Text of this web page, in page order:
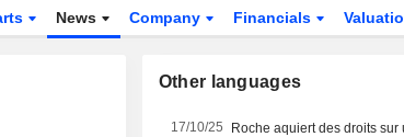
News Company Financials
Other languages
17/10/25 Roche aquiert des droits